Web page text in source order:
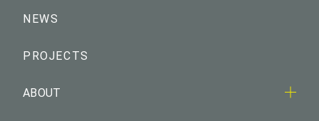
NEWS
PROJECTS
ABOUT